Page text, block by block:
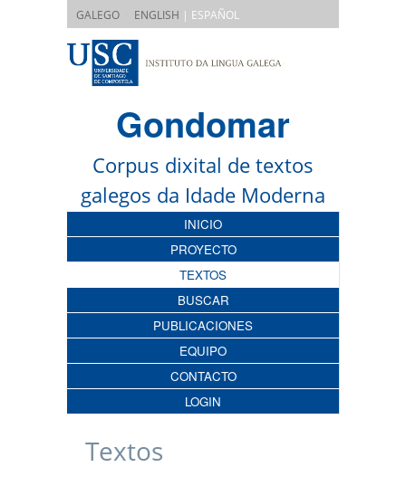
GALEGO ENGLISH | ESPAÑOL
Gondomar
Corpus dixital de textos
galegos da Idade Moderna
INICIO
PROYECTO
TEXTOS
BUSCAR
PUBLICACIONES
EQUIPO
CONTACTO
LOGIN
Textos